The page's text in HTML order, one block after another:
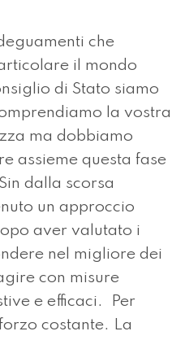
che
il mondo
di Stato siamo
la vostra
ma dobbiamo
assieme questa fase
dalla scorsa
un approccio
aver valutato i
nel migliore dei
con misure
e efficaci. Per
costante. La